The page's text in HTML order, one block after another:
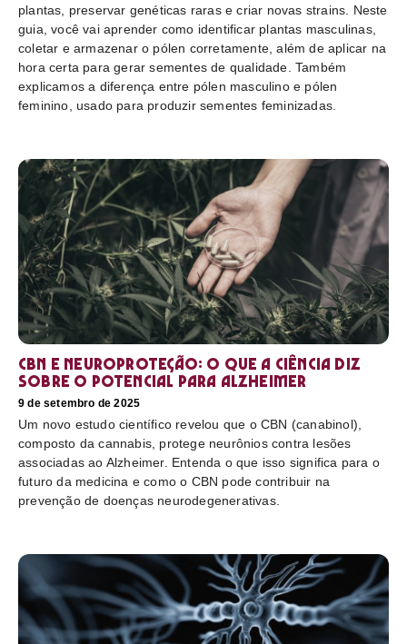
plantas, preservar genéticas raras e criar novas strains. Neste
guia, você vai aprender como identificar plantas masculinas,
coletar e armazenar o pólen corretamente, além de aplicar na
hora certa para gerar sementes de qualidade. Também
explicamos a diferença entre pólen masculino e pólen
feminino, usado para produzir sementes feminizadas.
CBN e neuroproteção: o que a ciência diz
sobre o potencial para Alzheimer
9 de setembro de 2025
Um novo estudo científico revelou que o CBN (canabinol),
composto da cannabis, protege neurônios contra lesões
associadas ao Alzheimer. Entenda o que isso significa para o
futuro da medicina e como o CBN pode contribuir na
prevenção de doenças neurodegenerativas.